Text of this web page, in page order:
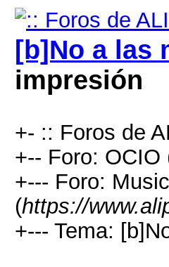
[b]No a las
impresión
+- :: Foros de
+-- Foro: OCIO
+--- Foro:
(https://
+--- Tema: